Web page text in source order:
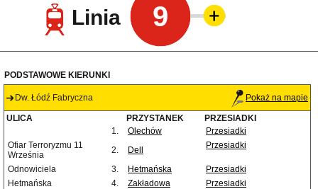
Linia 9
PODSTAWOWE KIERUNKI
Dw. Łódź Fabryczna Pokaż na mapie
ULICA PRZYSTANEK
PRZESIADKI
1.
Olechów
Przesiadki
Ofiar Terroryzmu 11
Września
2. Dell Przesiadki
Odnowiciela 3. Hetmańska
Przesiadki
Hetmańska
4. Zakładowa
Przesiadki